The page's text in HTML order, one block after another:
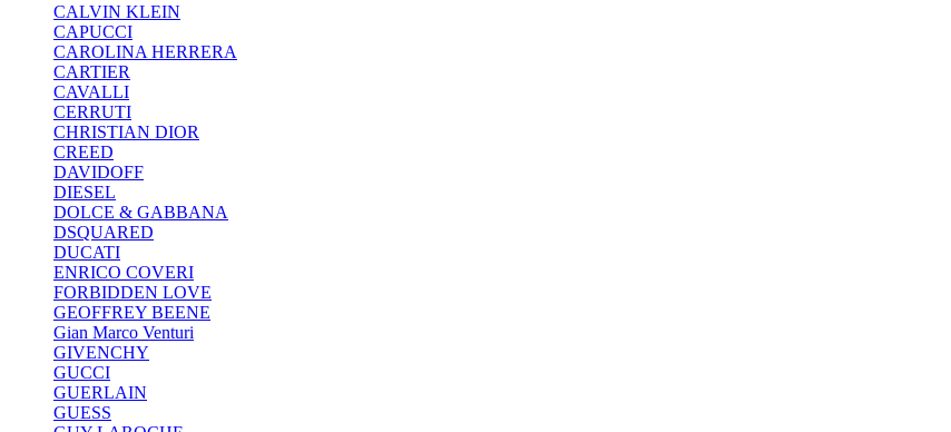
CALVIN KLEIN
CAPUCCI
CAROLINA HERRERA
CARTIER
CAVALLI
CERRUTI
CHRISTIAN DIOR
CREED
DAVIDOFF
DIESEL
DOLCE & GABBANA
DSQUARED
DUCATI
ENRICO COVERI
FORBIDDEN LOVE
GEOFFREY BEENE
Gian Marco Venturi
GIVENCHY
GUCCI
GUERLAIN
GUESS